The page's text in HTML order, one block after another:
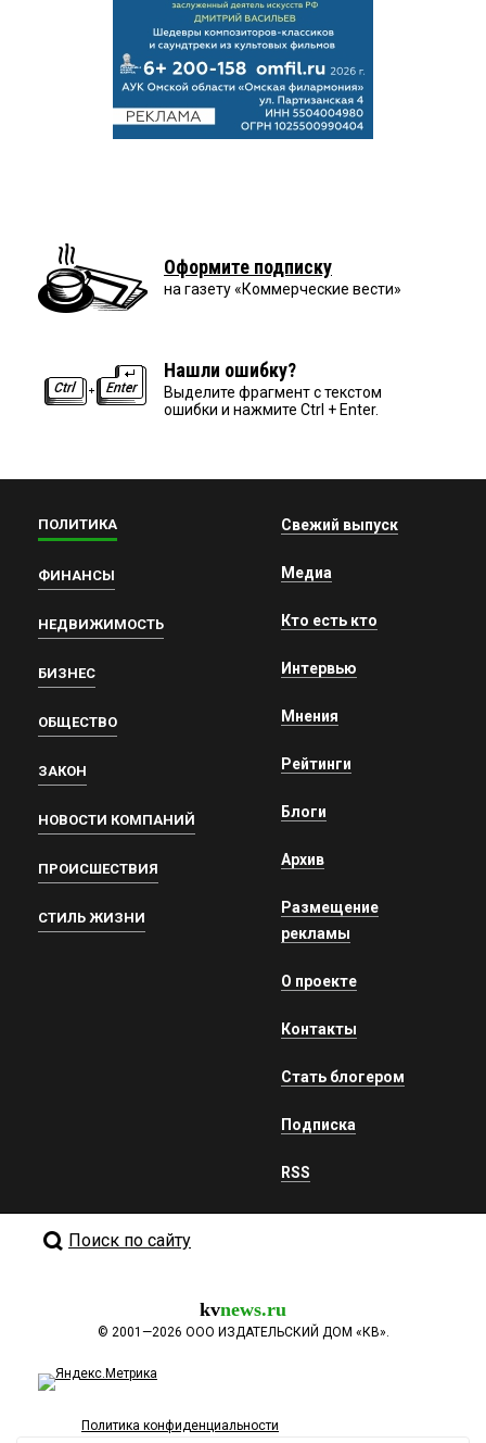
Оформите подписку
на газету «Коммерческие вести»
Нашли ошибку?
Выделите фрагмент с текстом
ошибки и нажмите Ctrl + Enter.
ПОЛИТИКА
ФИНАНСЫ
НЕДВИЖИМОСТЬ
БИЗНЕС
ОБЩЕСТВО
ЗАКОН
НОВОСТИ КОМПАНИЙ
ПРОИСШЕСТВИЯ
СТИЛЬ ЖИЗНИ
Свежий выпуск
Медиа
Кто есть кто
Интервью
Мнения
Рейтинги
Блоги
Архив
Размещение
рекламы
О проекте
Контакты
Стать блогером
Подписка
RSS
Поиск по сайту
kvnews.ru
© 2001—2026 ООО ИЗДАТЕЛЬСКИЙ ДОМ «КВ».
Политика конфиденциальности